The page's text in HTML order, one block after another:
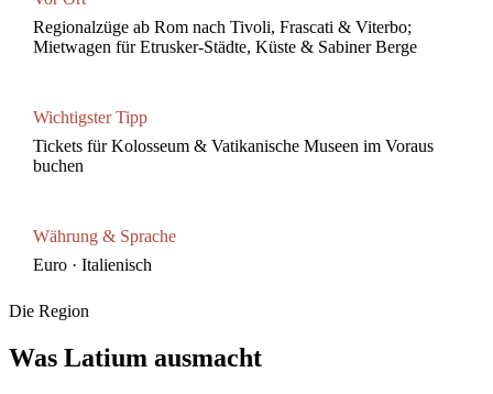
Regionalzüge ab Rom nach Tivoli, Frascati & Viterbo;
Mietwagen für Etrusker-Städte, Küste & Sabiner Berge
Wichtigster Tipp
Tickets für Kolosseum & Vatikanische Museen im Voraus
buchen
Währung & Sprache
Euro · Italienisch
Die Region
Was Latium ausmacht